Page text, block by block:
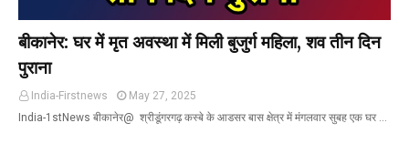
बीकानेर: घर में मृत अवस्था में मिली बुजुर्ग महिला, शव तीन दिन
पुराना
India-Firstnews
May 27, 2025
India-1stNews बीकानेर@ श्रीडूंगरगढ़ कस्बे के आडसर बास क्षेत्र में मंगलवार सुबह एक घर …